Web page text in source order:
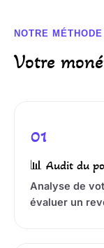
NOTRE MÉTHODE
Votre
01
📊 Audit du
Analyse de
évaluer un